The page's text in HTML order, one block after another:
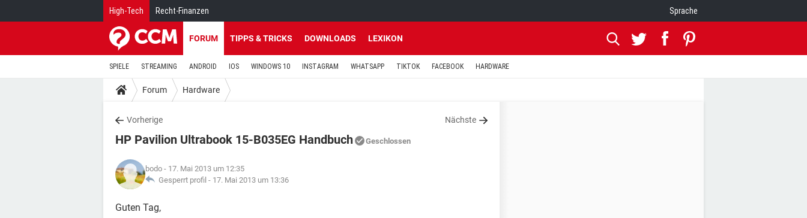
High-Tech Recht-Finanzen Sprache
FORUM TIPPS & TRICKS DOWNLOADS LEXIKON
SPIELE STREAMING ANDROID IOS WINDOWS 10 INSTAGRAM WHATSAPP TIKTOK FACEBOOK HARDWARE
Forum Hardware
Vorherige Nächste
HP Pavilion Ultrabook 15-B035EG Handbuch Geschlossen
bodo - 17. Mai 2013 um 12:35
Gesperrt profil - 17. Mai 2013 um 13:36
Guten Tag,